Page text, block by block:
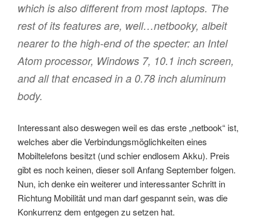
which is also different from most laptops. The
rest of its features are, well…netbooky, albeit
nearer to the high-end of the specter: an Intel
Atom processor, Windows 7, 10.1 inch screen,
and all that encased in a 0.78 inch aluminum
body.
Interessant also deswegen weil es das erste „netbook“ ist,
welches aber die Verbindungsmöglichkeiten eines
Mobiltelefons besitzt (und schier endlosem Akku). Preis
gibt es noch keinen, dieser soll Anfang September folgen.
Nun, ich denke ein weiterer und interessanter Schritt in
Richtung Mobilität und man darf gespannt sein, was die
Konkurrenz dem entgegen zu setzen hat.